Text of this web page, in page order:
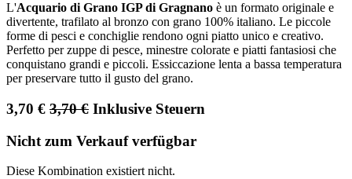
L'Acquario di Grano IGP di Gragnano è un formato originale e
divertente, trafilato al bronzo con grano 100% italiano. Le piccole
forme di pesci e conchiglie rendono ogni piatto unico e creativo.
Perfetto per zuppe di pesce, minestre colorate e piatti fantasiosi che
conquistano grandi e piccoli. Essiccazione lenta a bassa temperatura
per preservare tutto il gusto del grano.
3,70 € 3,70€ Inklusive Steuern
Nicht zum Verkauf verfügbar
Diese Kombination existiert nicht.